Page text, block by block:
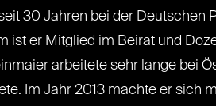
30 Jahren bei der Deutschen
ist er Mitglied im Beirat und
arbeitete sehr lange bei
Im Jahr 2013 machte er sich